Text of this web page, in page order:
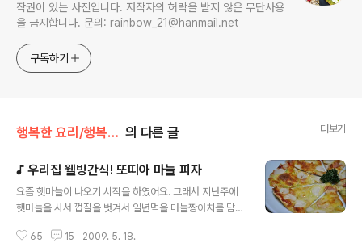
작권이 있는 사진입니다. 저작자의 허락을 받지 않은 무단사용
을 금지합니다. 문의: rainbow_21@hanmail.net
구독하기
행복한 요리/행복한 간식 의 다른 글 더보기
♪ 우리집 웰빙간식! 또띠아 마늘 피자
요즘 햇마늘이 나오기 시작을 하였어요. 그래서 지난주에
햇마늘을 사서 껍질을 벗겨서 일년먹을 마늘짱아치를 담구
찬으로 또는 굽거나 볶아서도 먹고.. 반찬에도 많은 양을 넣
65 15 2009. 5. 18.